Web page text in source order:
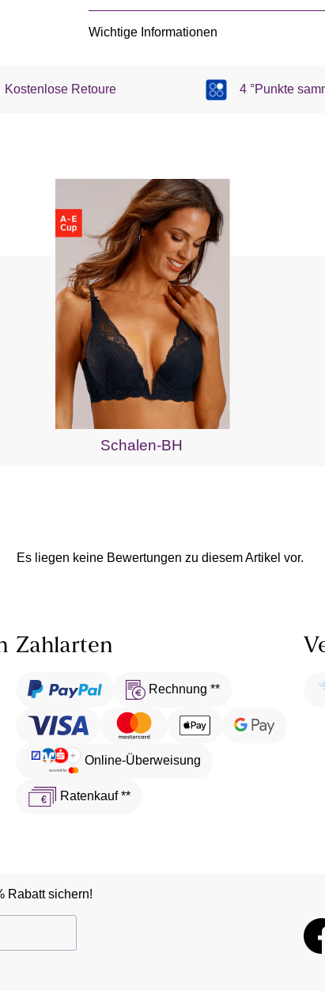
Wichtige Informationen
Kostenlose Retoure 4 °Punkte
Schalen-BH
Es liegen keine Bewertungen zu diesem Artikel vor.
Zahlarten
Rechnung **
Online-Überweisung
Ratenkauf **
Rabatt sichern!